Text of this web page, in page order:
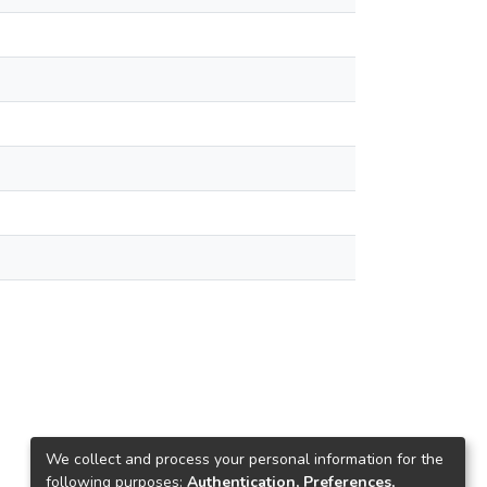
We collect and process your personal information for the
following purposes: Authentication, Preferences,